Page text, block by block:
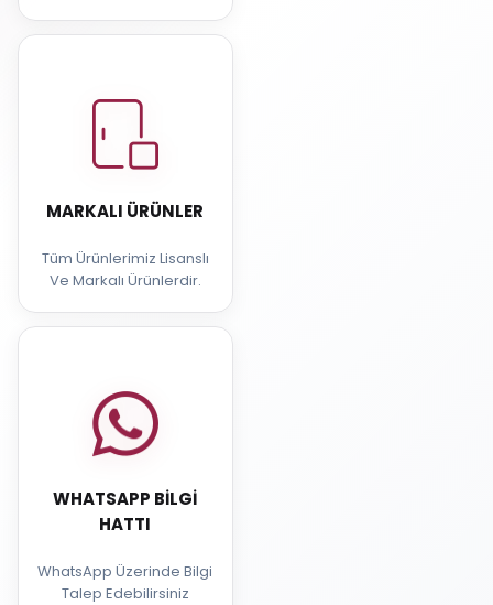
MARKALI ÜRÜNLER
Tüm Ürünlerimiz Lisanslı
Ve Markalı Ürünlerdir.
WHATSAPP BILGI
HATTI
WhatsApp Üzerinde Bilgi
Talep Edebilirsiniz